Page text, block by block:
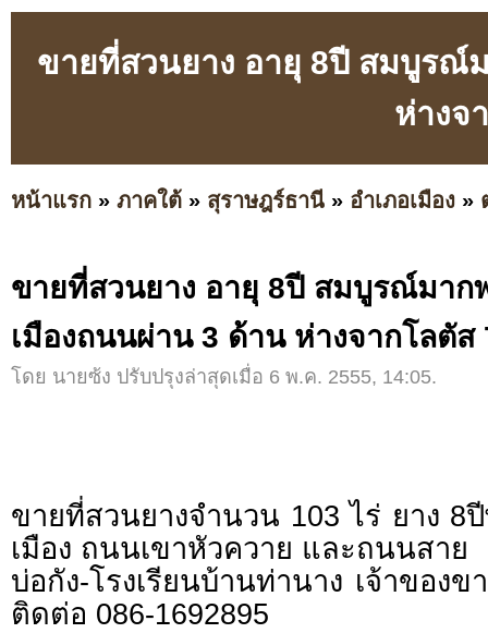
ขายที่สวนยาง อายุ 8ปี สมบูรณ์
ห่างจ
หน้าแรก » ภาคใต้ » สุราษฎร์ธานี » อำเภอเมือง »
ขายที่สวนยาง อายุ 8ปี สมบูรณ์มาก
เมืองถนนผ่าน 3 ด้าน ห่างจากโลตัส
โดย นายซ้ง ปรับปรุงล่าสุดเมื่อ 6 พ.ค. 2555, 14:05.
ขายที่สวนยางจำนวน 103 ไร่ ยาง 8
เมือง ถนนเขาหัวควาย และถนนสาย
บ่อกัง-โรงเรียนบ้านท่านาง เจ้าของข
ติดต่อ 086-1692895